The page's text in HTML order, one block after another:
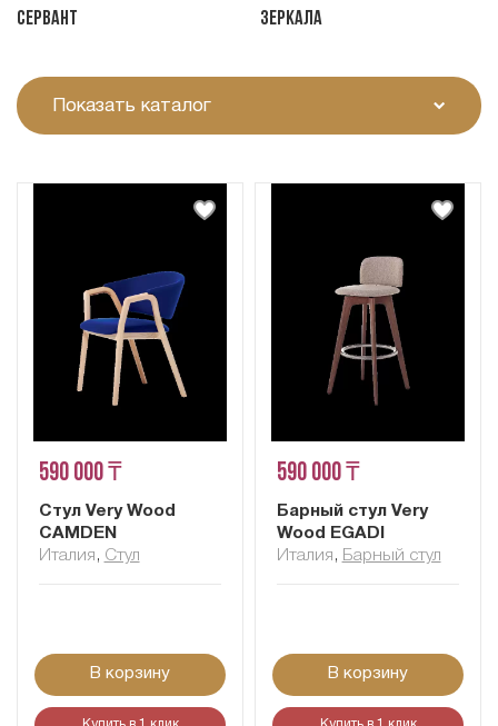
Сервант Зеркала
Показать каталог
590 000 ₸
Стул Very Wood
CAMDEN
Италия , Стул
В корзину
590 000 ₸
Барный стул Very
Wood EGADI
Италия , Барный стул
В корзину